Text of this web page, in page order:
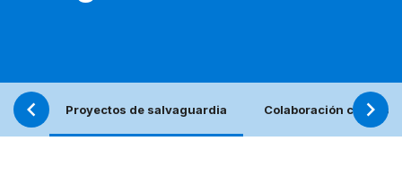
Proyectos de salvaguardia Colaboración con los